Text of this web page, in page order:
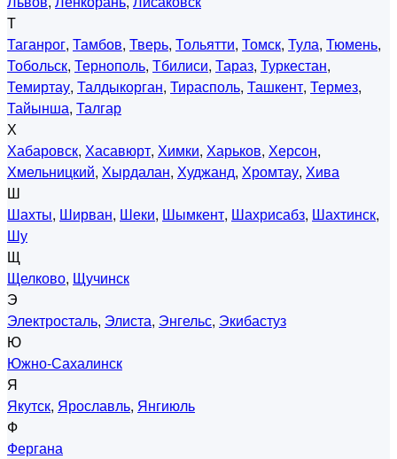
Т
Таганрог, Тамбов, Тверь, Тольятти, Томск, Тула, Тюмень,
Тобольск, Тернополь, Тбилиси, Тараз, Туркестан,
Темиртау, Талдыкорган, Тирасполь, Ташкент, Термез,
Тайынша, Талгар
Х
Хабаровск, Хасавюрт, Химки, Харьков, Херсон,
Хмельницкий, Хырдалан, Худжанд, Хромтау, Хива
Ш
Шахты, Ширван, Шеки, Шымкент, Шахрисабз, Шахтинск,
Шу
Щ
Щелково, Щучинск
Э
Электросталь, Элиста, Энгельс, Экибастуз
Ю
Южно-Сахалинск
Я
Якутск, Ярославль, Янгиюль
Ф
Фергана